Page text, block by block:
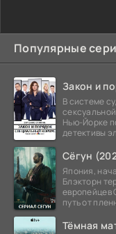
Популярные
В системе
Нью-Йорке
детективы
Сёгун
Япония,
Блэкторн
европейцев
путь от
Тёмная